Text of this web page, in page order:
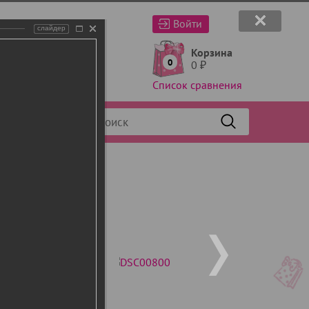
Войти
0
Корзина
0 ₽
Список сравнения
слайдер